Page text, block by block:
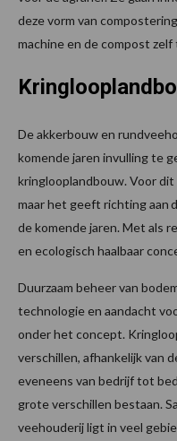
deze vorm van
machine en de compost zelf
De akkerbouw en
komende jaren invulling te
kringlooplandbouw. Voor
maar het geeft richting aan
de komende jaren. Met als
en ecologisch haalbaar
Duurzaam beheer van
technologie en aandacht
onder het concept.
verschillen, afhankelijk van
eveneens van bedrijf tot
grote verschillen bestaan.
veehouderij ligt in veel